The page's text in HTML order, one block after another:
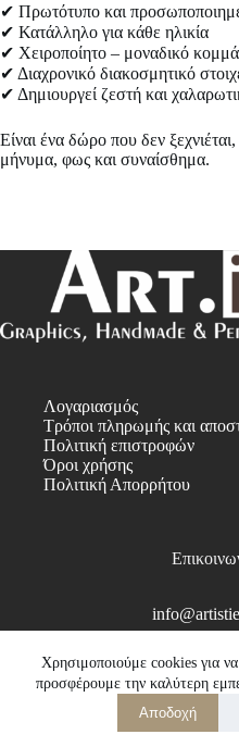
Χρησιμοποιούμε cookies για
προσφέρουμε την καλύτερη
Αποδοχή
✔ Πρωτότυπο και
✔ Κατάλληλο για κάθε ηλικία
✔ Χειροποίητο – μοναδικό
✔ Διαχρονικό διακοσμητικό
✔ Δημιουργεί ζεστή και
Είναι ένα δώρο που δεν
μήνυμα, φως και συναίσθημα.
Λογαριασμός
Τρόποι πληρωμής και
Πολιτική επιστροφών
Όροι χρήσης
Πολιτική Απορρήτου